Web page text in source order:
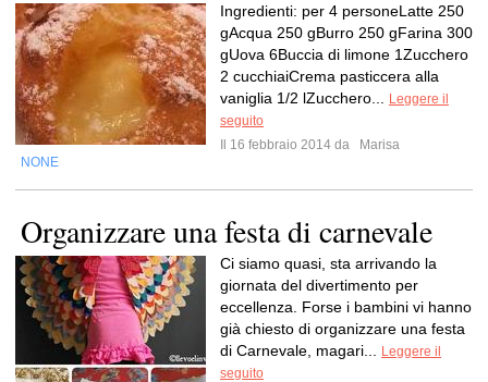
Ingredienti: per 4 personeLatte 250
gAcqua 250 gBurro 250 gFarina 300
gUova 6Buccia di limone 1Zucchero
2 cucchiaiCrema pasticcera alla
vaniglia 1/2 lZucchero...
Leggere il
seguito
Il 16 febbraio 2014 da
Marisa
NONE
Organizzare una festa di carnevale
Ci siamo quasi, sta arrivando la
giornata del divertimento per
eccellenza. Forse i bambini vi hanno
già chiesto di organizzare una festa
di Carnevale, magari...
Leggere il
seguito